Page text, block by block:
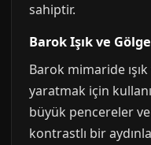
sahiptir.
Barok Işık ve
Barok mimaride
yaratmak için
büyük pencereler
kontrastlı bir